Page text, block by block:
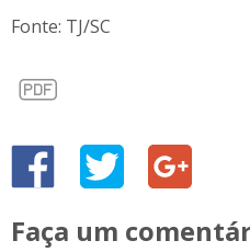
Fonte: TJ/SC
Faça um